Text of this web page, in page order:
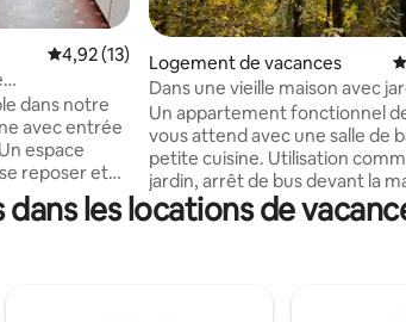
: 4,97 sur 5
Évaluation moyenne sur la base de 13
4,92 (13)
dans notre
avec entrée
reposer et
cadre
Logement de vacances
Dans une vieille maison avec
sur le lac : appartement de 3
Un appartement fonctionnel
vous attend avec une salle de
petite cuisine. Utilisation
jardin, arrêt de bus devant la
min. de la gare/centre-ville).
couple, entre amis ou en
dans le lac et explorez la vieille
les locations de